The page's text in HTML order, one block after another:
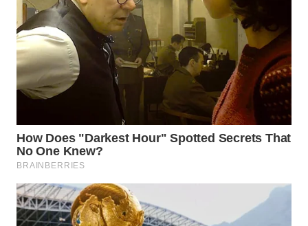
WN
KEPULAUAN
SERIBU
WN
TANGERANG
WN
BINJAI
WN
CIREBON